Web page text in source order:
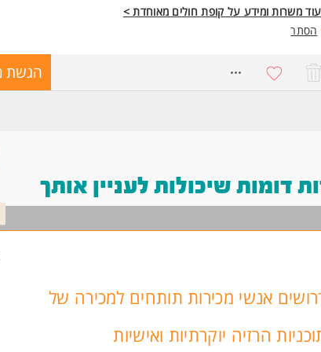
משרות ומידע על קופת חולים מאוחדת >
הסתר
הגשת
דומות שיכולות לעניין אותך
אנשי מכירות תותחים למכירה של
הרזיה יוקרתיות ואישיות